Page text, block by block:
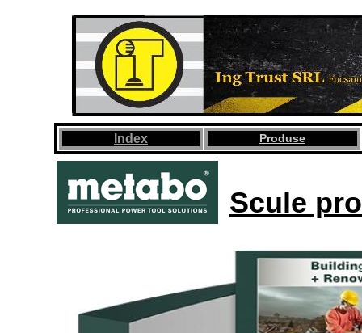
Index Produse
Scule